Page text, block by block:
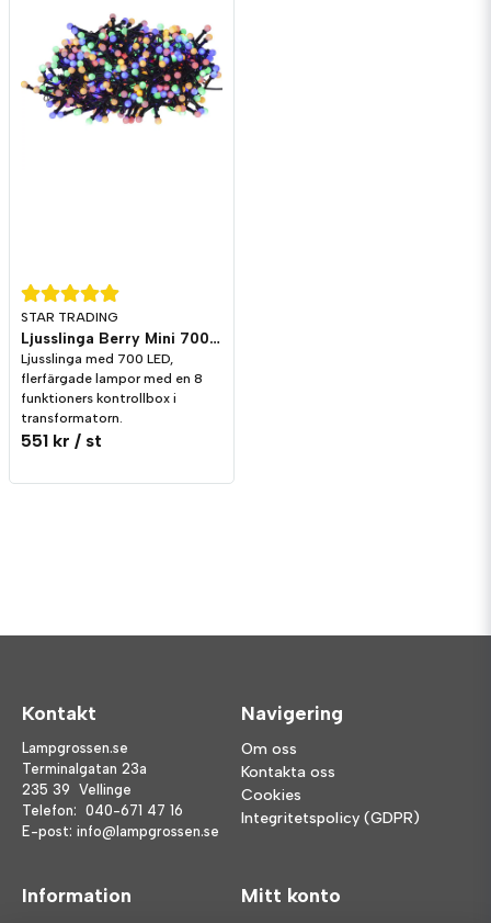
STAR TRADING
Ljusslinga Berry Mini 700st Multi
Ljusslinga med 700 LED,
flerfärgade lampor med en 8
funktioners kontrollbox i
transformatorn.
551 kr / st
Kontakt
Lampgrossen.se
Terminalgatan 23a
235 39 Vellinge
Telefon: 040-671 47 16
E-post: info@lampgrossen.se
Navigering
Om oss
Kontakta oss
Cookies
Integritetspolicy (GDPR)
Information Mitt konto